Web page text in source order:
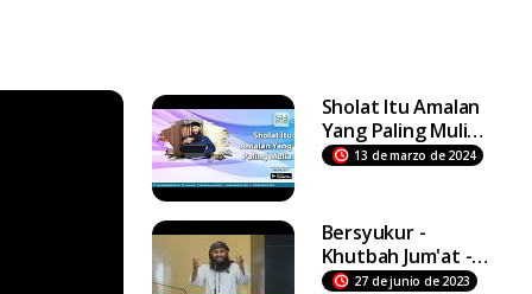
Sholat Itu Amalan
Yang Paling Mulia -
Ustadz Dr Syafiq
13 de marzo de 2024
Bersyukur -
Khutbah Jum'at -
Ustadz DR Syafiq
27 de junio de 2023